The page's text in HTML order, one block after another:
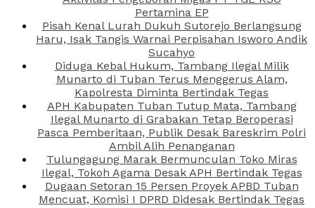
Pertamina EP
Pisah Kenal Lurah Dukuh Sutorejo Berlangsung
Haru, Isak Tangis Warnai Perpisahan Isworo Andik
Sucahyo
Diduga Kebal Hukum, Tambang Ilegal Milik
Munarto di Tuban Terus Menggerus Alam,
Kapolresta Diminta Bertindak Tegas
APH Kabupaten Tuban Tutup Mata, Tambang
Ilegal Munarto di Grabakan Tetap Beroperasi
Pasca Pemberitaan, Publik Desak Bareskrim Polri
Ambil Alih Penanganan
Tulungagung Marak Bermunculan Toko Miras
Ilegal, Tokoh Agama Desak APH Bertindak Tegas
Dugaan Setoran 15 Persen Proyek APBD Tuban
Mencuat, Komisi I DPRD Didesak Bertindak Tegas